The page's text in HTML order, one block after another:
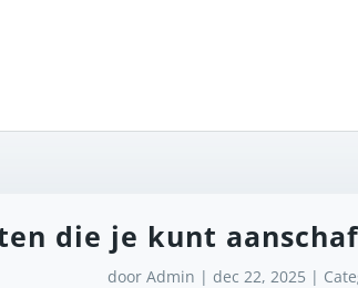
die je kunt
door Admin | dec 22, 2025 |